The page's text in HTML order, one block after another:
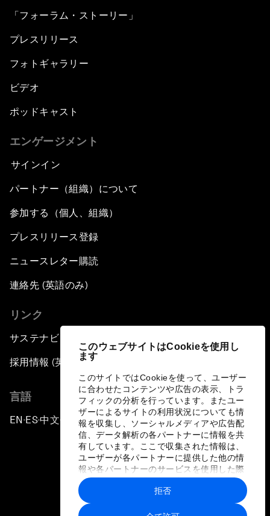
このウェブサイトはCookieを使用し
ます
このサイトではCookieを使って、ユーザー
に合わせたコンテンツや広告の表示、トラ
フィックの分析を行っています。またユー
ザーによるサイトの利用状況についても情
報を収集し、ソーシャルメディアや広告配
信、データ解析の各パートナーに情報を共
有しています。ここで収集された情報は、
ユーザーが各パートナーに提供した他の情
報や各パートナーのサービスを使用した際
に収集された情報と組み合わされ、各パー
トナーによって使用されることがありま
す。
拒否
「フォーラム・ストーリー」
プレスリリース
フォトギャラリー
ビデオ
ポッドキャスト
エンゲージメント
サインイン
パートナー（組織）について
参加する（個人、組織）
プレスリリース登録
ニュースレター購読
連絡先 (英語のみ)
リンク
サステナビリティへの取り組み
採用情報 (英語のみ)
言語
EN ▪ ES▪中文▪ 日本語
プライバシーポリシーと利用規約